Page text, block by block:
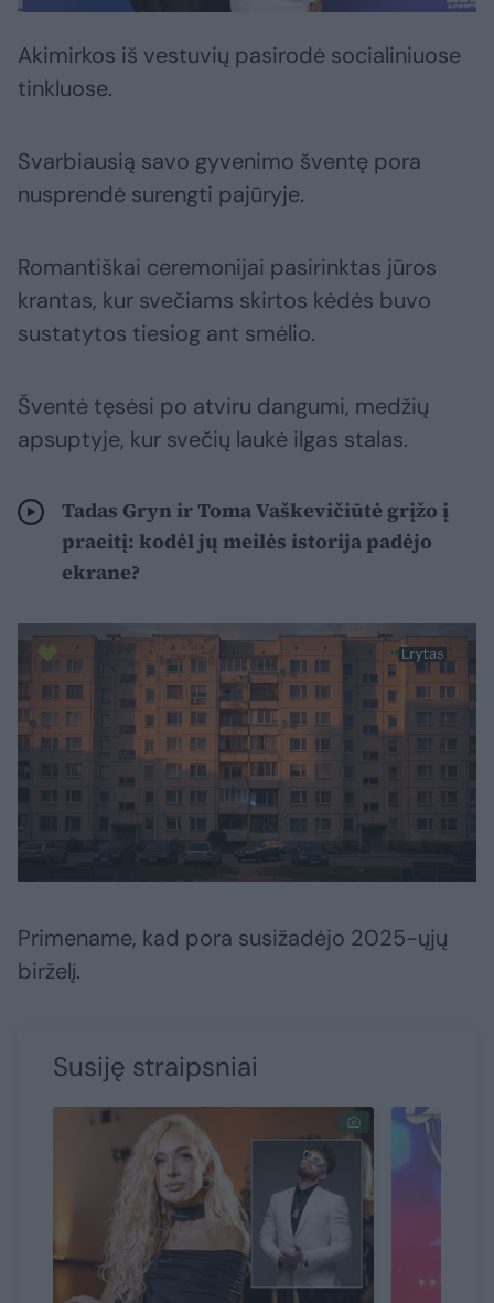
Akimirkos iš vestuvių pasirodė socialiniuose
tinkluose.
Svarbiausią savo gyvenimo šventę pora
nusprendė surengti pajūryje.
Romantiškai ceremonijai pasirinktas jūros
krantas, kur svečiams skirtos kėdės buvo
sustatytos tiesiog ant smėlio.
Šventė tęsėsi po atviru dangumi, medžių
apsuptyje, kur svečių laukė ilgas stalas.
Tadas Gryn ir Toma Vaškevičiūtė grįžo į
praeitį: kodėl jų meilės istorija padėjo
ekrane?
Primename, kad pora susižadėjo 2025-ųjų
birželį.
Susiję straipsniai